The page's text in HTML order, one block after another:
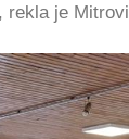
rekla je